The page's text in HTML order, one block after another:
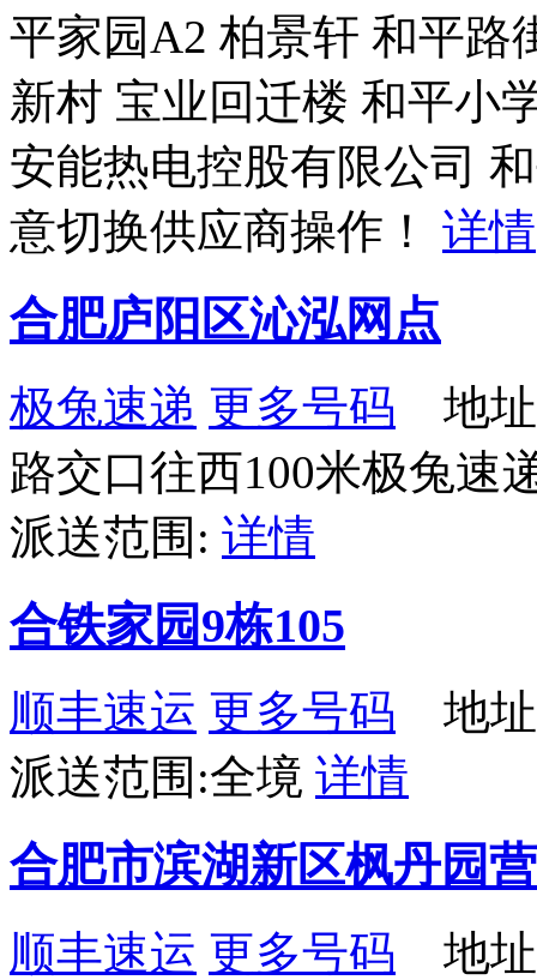
平家园A2 柏景轩 和平路
新村 宝业回迁楼 和平小
安能热电控股有限公司
意切换供应商操作！ 详情
合肥庐阳区沁泓网点
极兔速递 更多号码 地址
路交口往西100米极兔速
派送范围: 详情
合铁家园9栋105
顺丰速运 更多号码 地址
派送范围:全境 详情
合肥市滨湖新区枫丹园
顺丰速运 更多号码 地址